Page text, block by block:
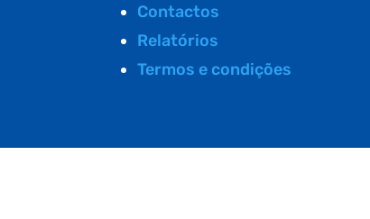
Contactos
Relatórios
Termos e condições